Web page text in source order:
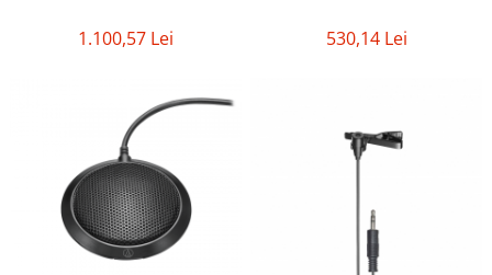
1.100,57 Lei 530,14 Lei